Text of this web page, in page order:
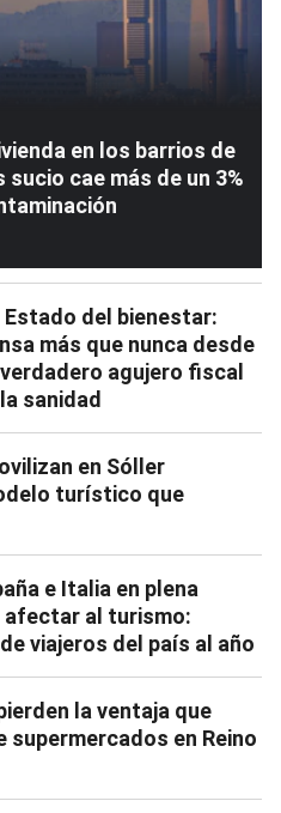
en los barrios de
cae más de un 3%
del bienestar:
más que nunca desde
agujero fiscal
sanidad
en Sóller
turístico que
e Italia en plena
al turismo:
viajeros del país al año
la ventaja que
en Reino